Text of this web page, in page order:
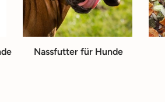
Nassfutter für Hunde